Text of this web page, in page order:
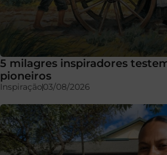
5 milagres inspiradores
pioneiros
Inspiração03/08/2026